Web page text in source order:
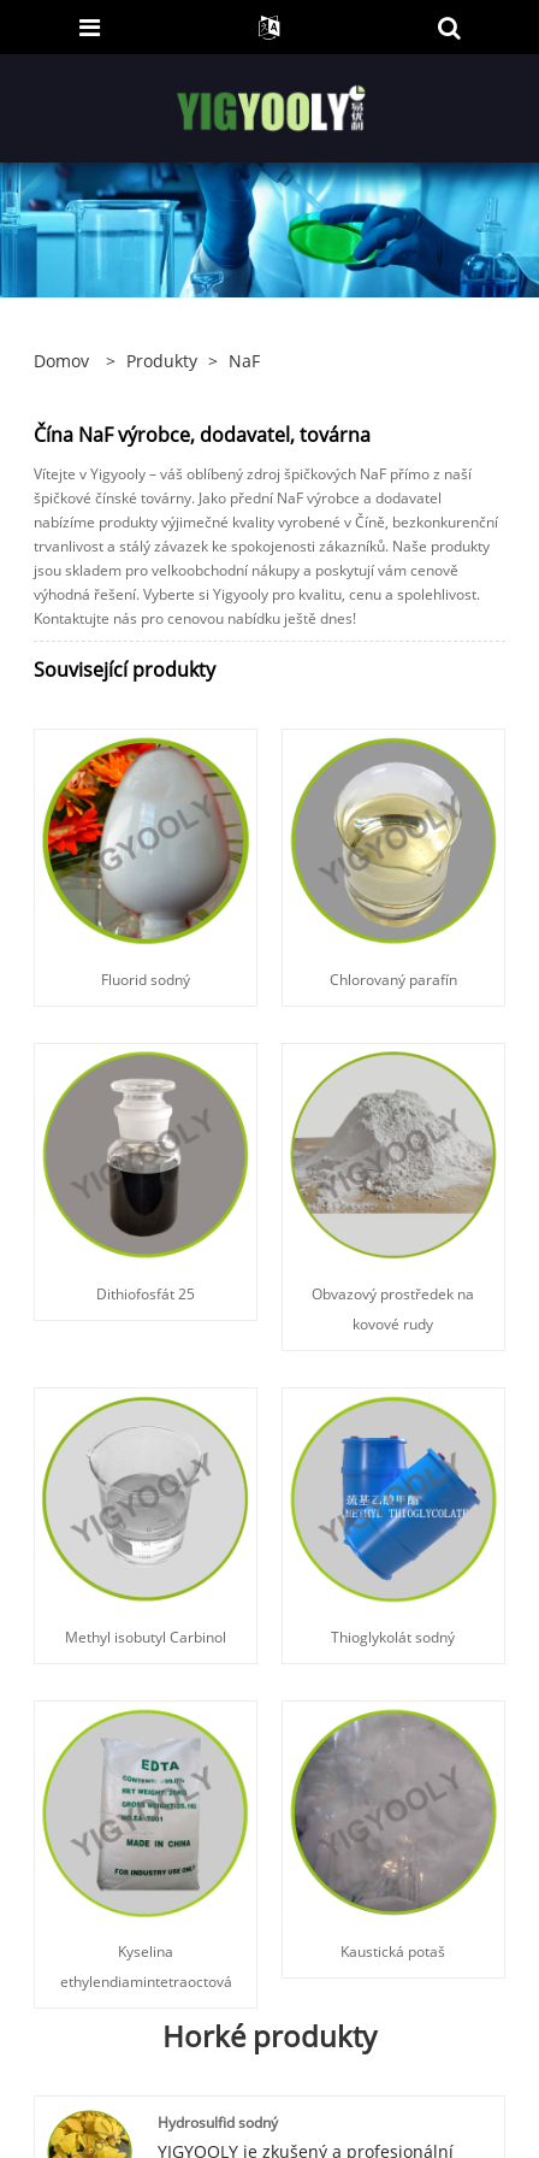
Domov > Produkty > NaF
Čína NaF výrobce, dodavatel, továrna
Vítejte v Yigyooly – váš oblíbený zdroj špičkových NaF přímo z naší
špičkové čínské továrny. Jako přední NaF výrobce a dodavatel
nabízíme produkty výjimečné kvality vyrobené v Číně, bezkonkurenční
trvanlivost a stálý závazek ke spokojenosti zákazníků. Naše produkty
jsou skladem pro velkoobchodní nákupy a poskytují vám cenově
výhodná řešení. Vyberte si Yigyooly pro kvalitu, cenu a spolehlivost.
Kontaktujte nás pro cenovou nabídku ještě dnes!
Související produkty
Fluorid sodný Chlorovaný parafín
Dithiofosfát 25
Obvazový prostředek na
kovové rudy
Methyl isobutyl Carbinol Thioglykolát sodný
Kyselina
ethylendiamintetraoctová
Kaustická potaš
Horké produkty
Hydrosulfid sodný
YIGYOOLY je zkušený a profesionální